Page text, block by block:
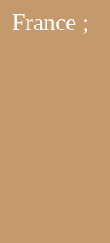
France ;